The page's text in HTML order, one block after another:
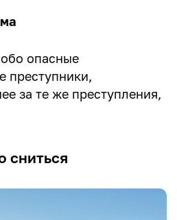
опасные
преступники,
за те же преступления,
сниться